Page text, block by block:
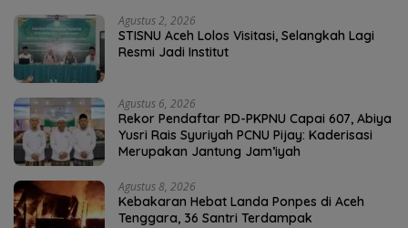
Agustus 2, 2026
STISNU Aceh Lolos Visitasi, Selangkah Lagi
Resmi Jadi Institut
Agustus 6, 2026
Rekor Pendaftar PD-PKPNU Capai 607, Abiya
Yusri Rais Syuriyah PCNU Pijay: Kaderisasi
Merupakan Jantung Jam’iyah
Agustus 8, 2026
Kebakaran Hebat Landa Ponpes di Aceh
Tenggara, 36 Santri Terdampak